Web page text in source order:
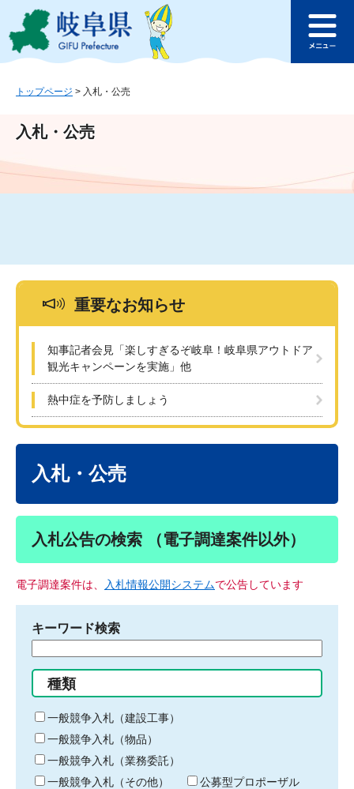
ジ
ュ
文
このページの本文へ
ュ
トップページ > 入札・公売
入札・公売
重要なお知らせ
知事記者会見「楽しすぎるぞ岐阜！岐阜県アウトドア
観光キャンペーンを実施」他
熱中症を予防しましょう
入札・公売
入札公告の検索 （電子調達案件以外）
電子調達案件は、 入札情報公開システムで公告しています
キーワード検索
る
キ
ー
ワ
ー
ド
種類
一般競争入札（建設工事）
一般競争入札（物品）
一般競争入札（業務委託）
一般競争入札（その他）
公募型プロポーザル